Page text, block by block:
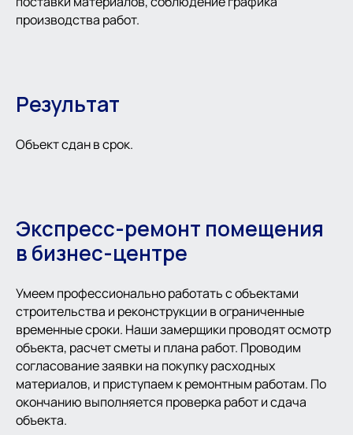
производства работ.
Результат
Объект сдан в срок.
Экспресс-ремонт помещения
в бизнес-центре
Умеем профессионально работать с объектами
строительства и реконструкции в ограниченные
временные сроки. Наши замерщики проводят осмотр
объекта, расчет сметы и плана работ. Проводим
согласование заявки на покупку расходных
материалов, и приступаем к ремонтным работам. По
окончанию выполняется проверка работ и сдача
объекта.